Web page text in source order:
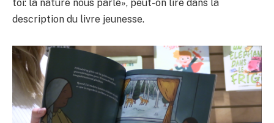
toi: la nature nous parle», peut-on lire dans la
description du livre jeunesse.